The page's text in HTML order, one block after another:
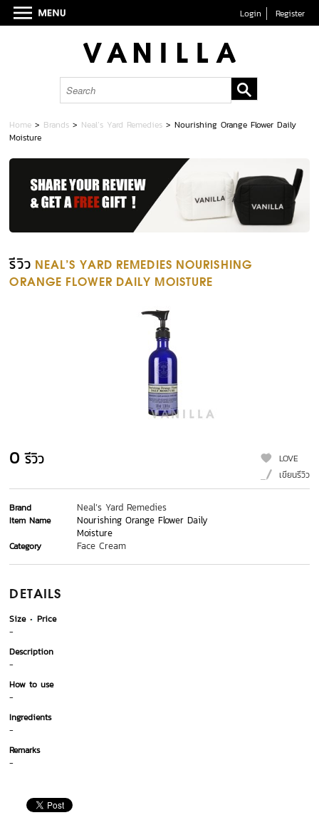
Login Register
Home > Brands > Neal’s Yard Remedies >Nourishing Orange Flower Daily
Moisture
รีวิว NEAL’S YARD REMEDIES NOURISHING
ORANGE FLOWER DAILY MOISTURE
0 รีวิว
LOVE
เขียนรีวิว
Brand Neal’s Yard Remedies
Item Name
Nourishing Orange Flower Daily
Moisture
Category Face Cream
DETAILS
Size
Price
-
Description
-
How to use
-
Ingredients
-
Remarks
-